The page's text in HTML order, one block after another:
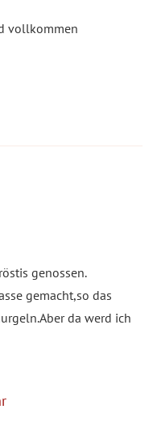
vollkommen
genossen.
gemacht,so das
da werd ich